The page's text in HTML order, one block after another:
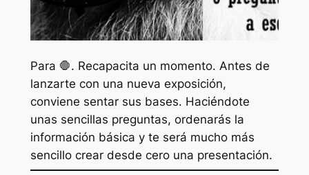
Para 🛑. Recapacita un momento. Antes de
lanzarte con una nueva exposición,
conviene sentar sus bases. Haciéndote
unas sencillas preguntas, ordenarás la
información básica y te será mucho más
sencillo crear desde cero una presentación.